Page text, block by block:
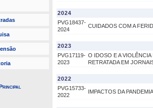
2024
PVG18437-
2024
CUIDADOS COM A
2023
PVG17119-
2023
O IDOSO E A VIOLÊNCIA
RETRATADA EM
2022
PVG15733-
2022
IMPACTOS DA